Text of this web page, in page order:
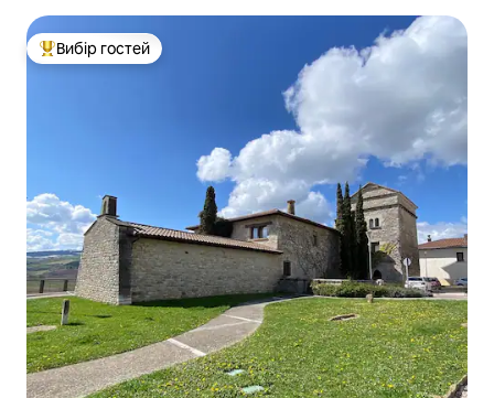
Топ вибір гостей
Вибір гостей